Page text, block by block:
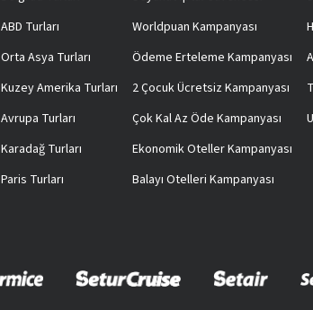
ABD Turları
Orta Asya Turları
Kuzey Amerika Turları
Avrupa Turları
Karadağ Turları
Paris Turları
Worldpuan Kampanyası
Ödeme Erteleme Kampanyası
2 Çocuk Ücretsiz Kampanyası
Çok Kal Az Öde Kampanyası
Ekonomik Oteller Kampanyası
Balayı Otelleri Kampanyası